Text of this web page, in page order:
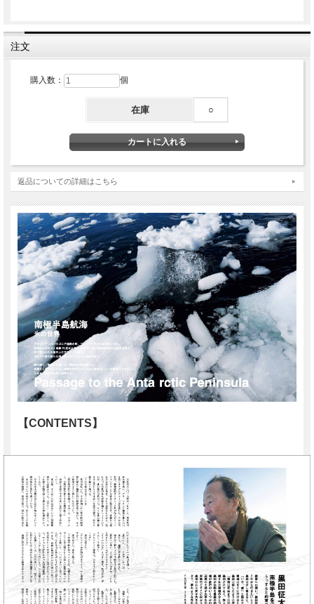
注文
購入数： 個
在庫 ○
返品についての詳細はこちら
【CONTENTS】